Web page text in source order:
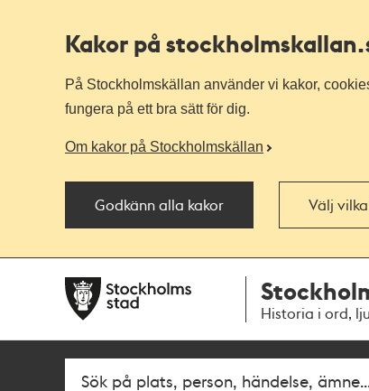
Kakor på stockholmskallan
På Stockholmskällan använder vi kakor,
fungera på ett bra sätt för dig.
Om kakor på Stockholmskällan
Godkänn alla kakor Välj
navigationen
huvudinnehållet
Historia i ord,
Fritextsök